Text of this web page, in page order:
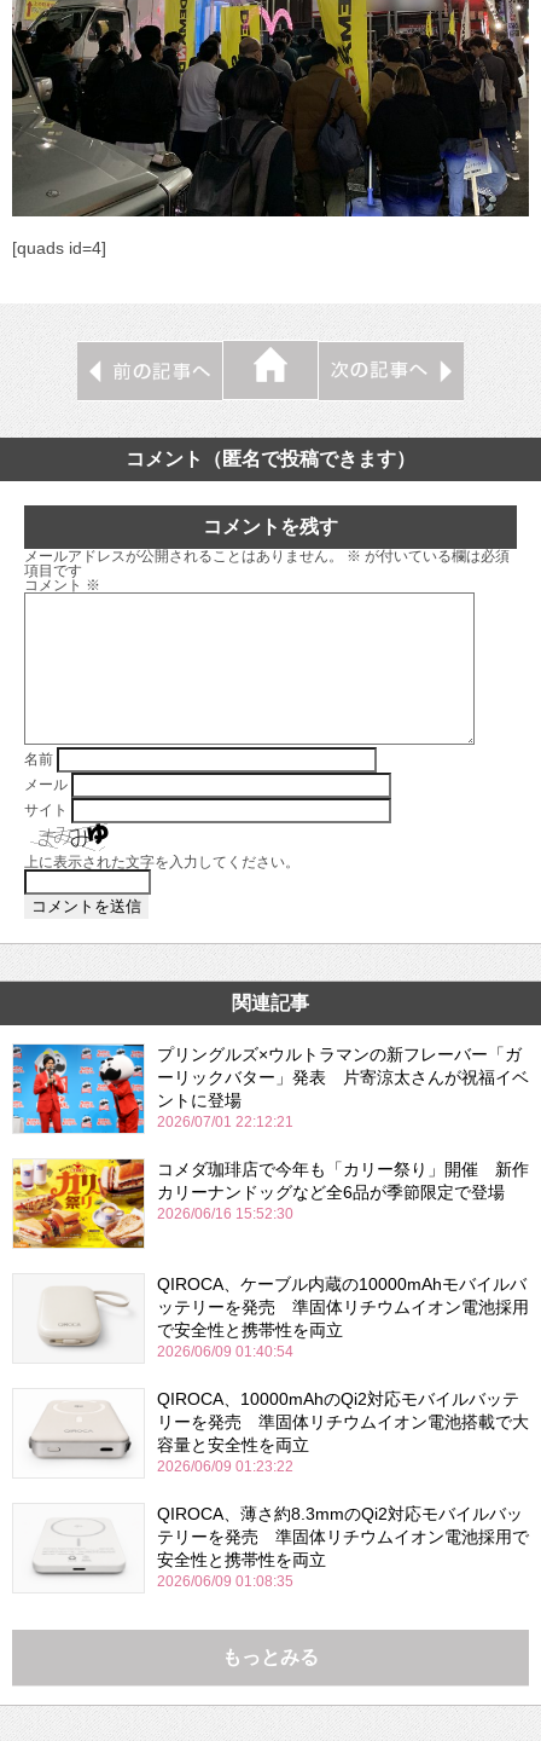
[quads id=4]
コメント（匿名で投稿できます）
コメントを残す
メールアドレスが公開されることはありません。 ※ が付いている欄は必須
項目です
コメント ※
名前
メール
サイト
上に表示された文字を入力してください。
関連記事
プリングルズ×ウルトラマンの新フレーバー「ガ
ーリックバター」発表 片寄涼太さんが祝福イベ
ントに登場
2026/07/01 22:12:21
コメダ珈琲店で今年も「カリー祭り」開催 新作
カリーナンドッグなど全6品が季節限定で登場
2026/06/16 15:52:30
QIROCA、ケーブル内蔵の10000mAhモバイルバ
ッテリーを発売 準固体リチウムイオン電池採用
で安全性と携帯性を両立
2026/06/09 01:40:54
QIROCA、10000mAhのQi2対応モバイルバッテ
リーを発売 準固体リチウムイオン電池搭載で大
容量と安全性を両立
2026/06/09 01:23:22
QIROCA、薄さ約8.3mmのQi2対応モバイルバッ
テリーを発売 準固体リチウムイオン電池採用で
安全性と携帯性を両立
2026/06/09 01:08:35
もっとみる